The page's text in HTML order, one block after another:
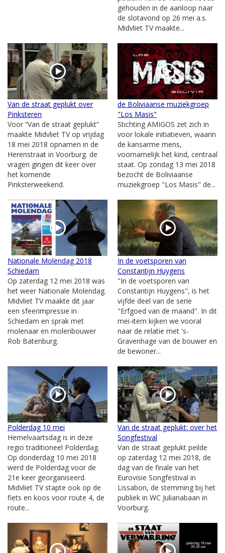
gehouden in de aanloop naar
de slotavond op 26 mei a.s.
Midvliet TV maakte...
Van de straat geplukt over
Pinksteren
Voor “Van de straat geplukt”
maakte Midvliet TV op vrijdag
18 mei 2018 opnamen in de
Herenstraat in Voorburg. de
vragen gingen dit keer over
het komende
Pinksterweekend.
de Boliviaanse muziekgroep
"Los Masis"
Stichting AMIGOS zet zich in
voor lokale initiatieven, waarin
de kansarme mens,
voornamelijk het kind, centraal
staat. Op zondag 13 mei 2018
bezocht de Boliviaanse
muziekgroep "Los Masis" de...
Nationale Molendag 2018
Schiedam
Op zaterdag 12 mei 2018 was
het weer Nationale Molendag.
Midvliet TV maakte dit jaar
een sfeerimpressie in
Schiedam en sprak met
molenaar en molenbouwer
Rob Batenburg.
In de voetsporen van
Constantijn Huygens
"In de voetsporen van
Constantijn Huygens", is het
vijfde deel van de serie
"Erfgoed van de maand". In dit
mei-item kijken we vooral
naar de relatie met 's-
Gravenhage van de bouwer en
de bewoner...
Polderdag 10 mei
Hemelvaartsdag is in deze
regio traditioneel Polderdag.
Op donderdag 10 mei 2018
werd de Polderdag voor de
21e keer georganiseerd.
Midvliet TV stapte ook op de
fiets en koos voor route 4, de
route...
Van de straat geplukt: over het
Songfestival
Van de straat geplukt peilde
op zaterdag 12 mei 2018, de
dag van de finale van het
Eurovisie Songfestival in
Lissabon, de stemming bij het
publiek in WC Julianabaan in
Voorburg.